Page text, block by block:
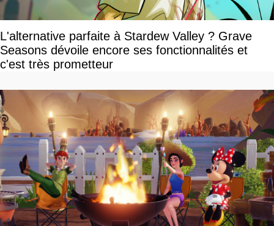
L'alternative parfaite à Stardew Valley ? Grave
Seasons dévoile encore ses fonctionnalités et
c'est très prometteur